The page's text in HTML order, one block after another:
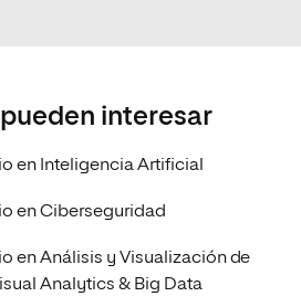
interesar
en Inteligencia Artificial
en Ciberseguridad
en Análisis y Visualización de
Analytics & Big Data